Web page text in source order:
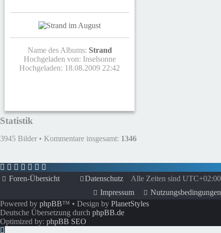
Name des Albums: Strand
Hochgeladen von: Inselsonne
Hochgeladen: 18.08.2009 22:42
Statistik
3945 Bilder • Kommentare insgesamt: 1346
Foren-Übersicht Alle Zeiten sind UTC+02:00
Datenschutz
Nutzungsbedingungen
Impressum
Powered by phpBB™ • Design by PlanetStyles
Deutsche Übersetzung durch phpBB.de
Optimized by: phpBB SEO